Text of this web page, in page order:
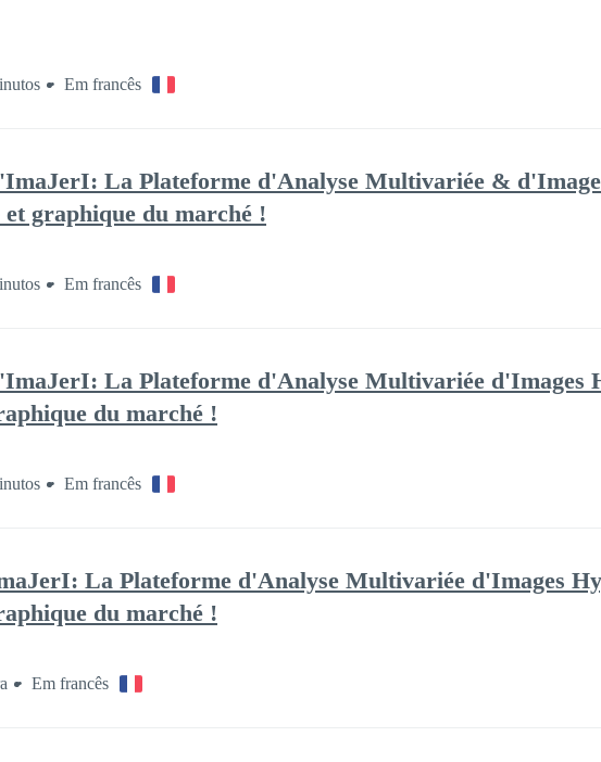
Em francês
La Plateforme d'Analyse Multivariée &
graphique du marché !
Em francês
La Plateforme d'Analyse Multivariée d'Images
du marché !
Em francês
La Plateforme d'Analyse Multivariée d'Images
du marché !
Em francês